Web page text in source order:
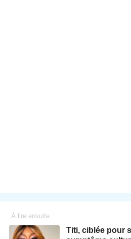
À lire ensuite
Titi, ciblée pour